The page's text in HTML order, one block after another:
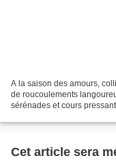
A la saison des amours,
de roucoulements
sérénades et cours
Cet article sera